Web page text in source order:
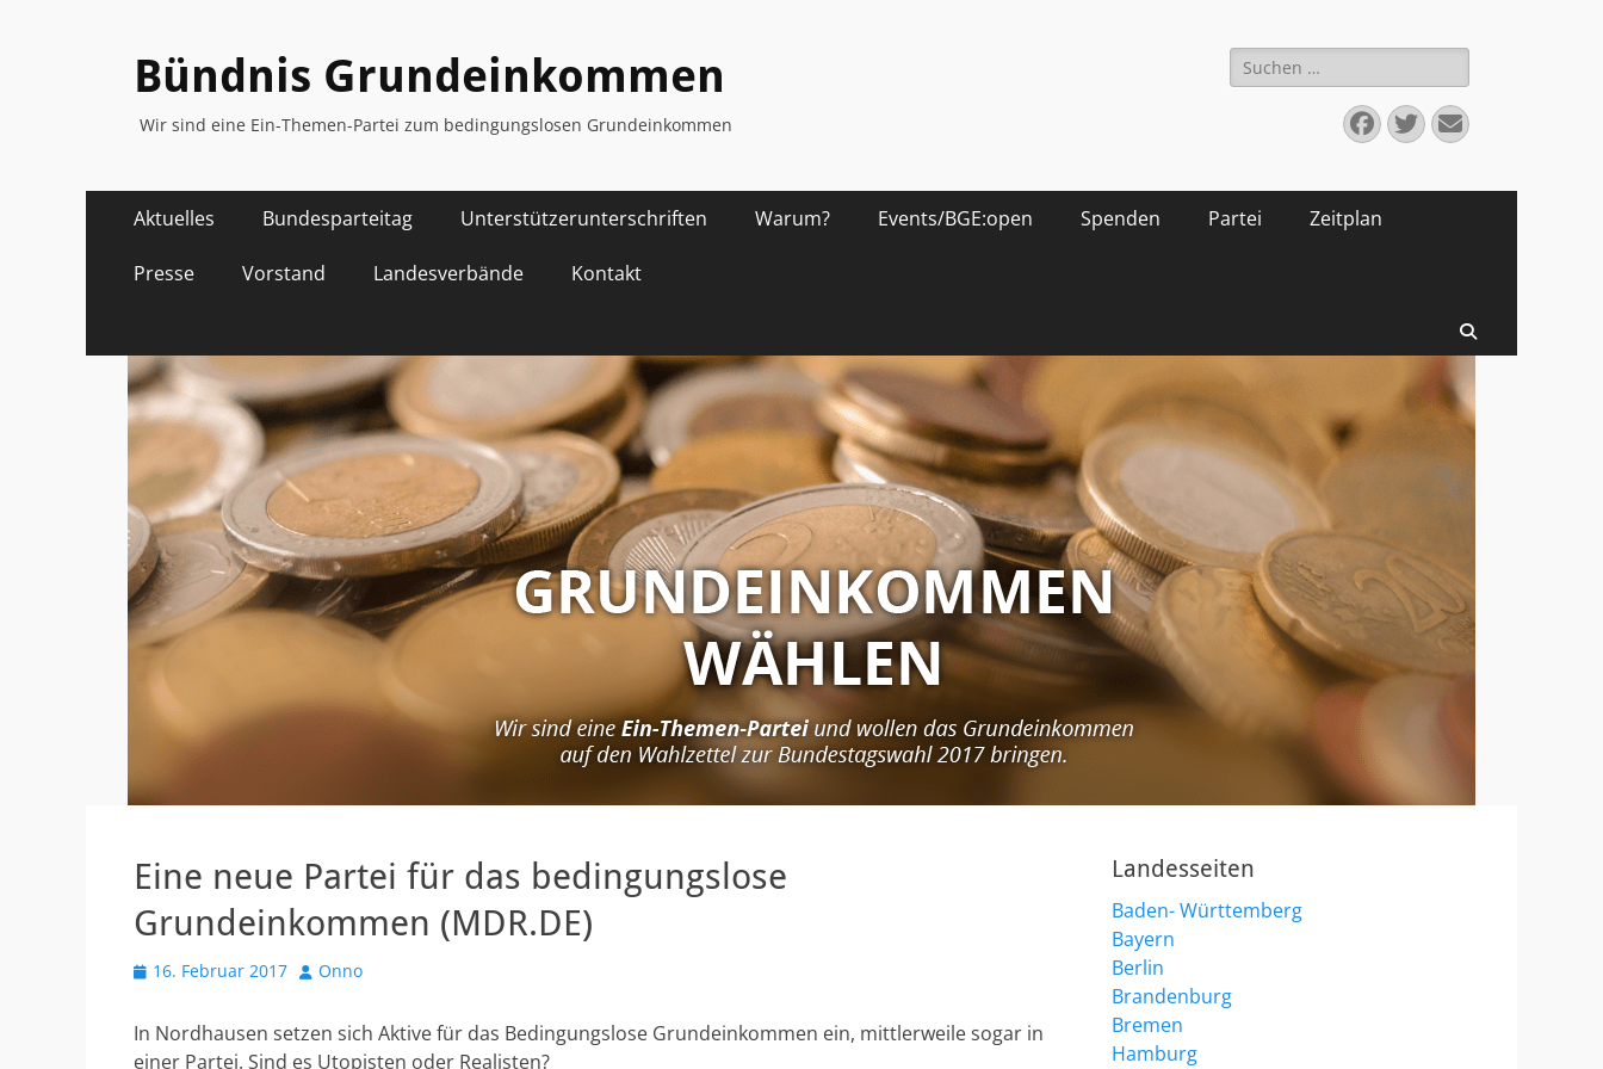
Bündnis Grundeinkommen
Wir sind eine Ein-Themen-Partei zum bedingungslosen Grundeinkommen
Suchen
nach:
Facebook
Twitter
E-
Mail
Primäres
Zum
Inhalt
springen
Aktuelles Bundesparteitag Unterstützerunterschriften Warum? Events/BGE:open Spenden Partei Zeitplan
Presse Vorstand Landesverbände Kontakt
Eine neue Partei für das bedingungslose
Grundeinkommen (MDR.DE)
V
r
ö
16. Februar 2017 A
o
Onno
In Nordhausen setzen sich Aktive für das Bedingungslose Grundeinkommen ein, mittlerweile sogar in
einer Partei. Sind es Utopisten oder Realisten?
Landesseiten
Baden- Württemberg
Bayern
Berlin
Brandenburg
Bremen
Hamburg